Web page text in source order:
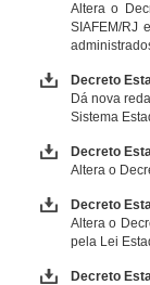
Altera o
SIAFEM/RJ
Decreto
Dá nova
Sistema
Decreto
Altera o
Decreto
Altera o
pela Lei
Decreto